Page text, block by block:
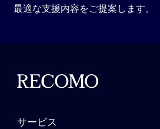
最適な支援内容をご提案します。
サービス